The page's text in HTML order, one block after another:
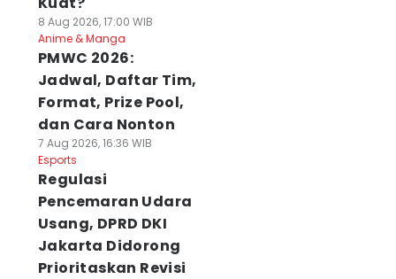
8 Aug 2026, 17:00 WIB
Anime & Manga
PMWC 2026:
Jadwal, Daftar Tim,
Format, Prize Pool,
dan Cara Nonton
7 Aug 2026, 16:36 WIB
Esports
Regulasi
Pencemaran Udara
Usang, DPRD DKI
Jakarta Didorong
Prioritaskan Revisi